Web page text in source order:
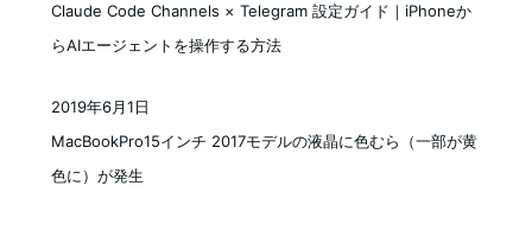
Claude Code Channels × Telegram 設定ガイド｜iPhoneか
らAIエージェントを操作する方法
MacBookPro15インチ 2017モデルの液晶に色むら（一部が黄
色に）が発生
2019年6月1日